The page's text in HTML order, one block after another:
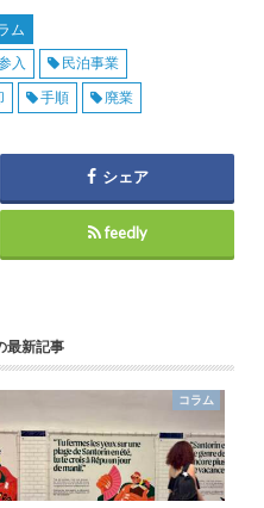
ム
入
民泊事業
手順 廃業
シェア
feedly
最新記事
コラム